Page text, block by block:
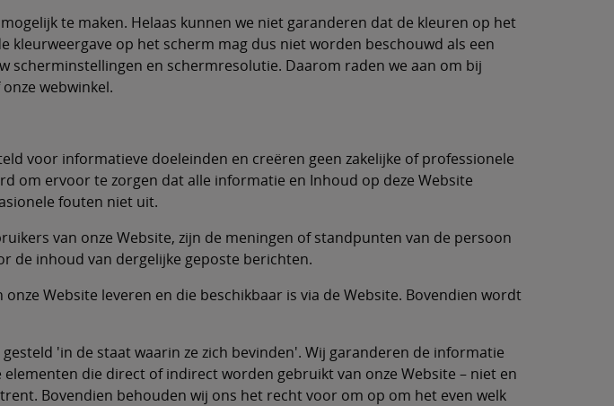
te maken. Helaas kunnen we niet garanderen dat de kleuren op het
op het scherm mag dus niet worden beschouwd als een
scherminstellingen en schermresolutie. Daarom raden we aan om bij
webwinkel.
voor informatieve doeleinden en creëren geen zakelijke of professionele
om ervoor te zorgen dat alle informatie en Inhoud op deze Website
fouten niet uit.
van onze Website, zijn de meningen of standpunten van de persoon
de inhoud van dergelijke geposte berichten.
Website leveren en die beschikbaar is via de Website. Bovendien wordt
'in de staat waarin ze zich bevinden'. Wij garanderen de informatie
die direct of indirect worden gebruikt van onze Website – niet en
Bovendien behouden wij ons het recht voor om op om het even welk